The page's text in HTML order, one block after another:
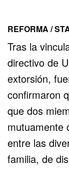
REFORMA /
Tras la
directivo de
extorsión,
confirmaron
que dos
mutuamente
entre las
familia, de